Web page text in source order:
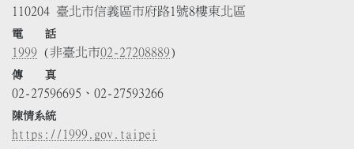
110204 臺北市信義區市府路1號8樓東北區
電 話
1999 (非臺北市02-27208889)
傳 真
02-27596695、02-27593266
陳情系統
https://1999.gov.taipei